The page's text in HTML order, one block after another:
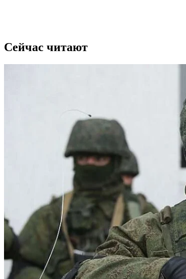
Сейчас читают